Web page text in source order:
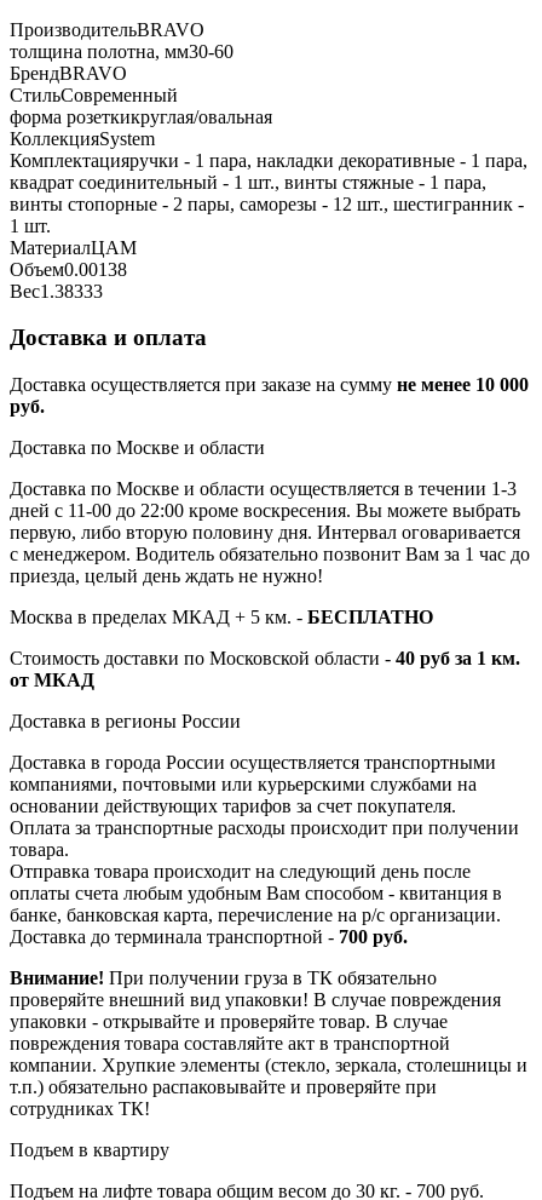
ПроизводительBRAVO
толщина полотна, мм30-60
БрендBRAVO
СтильСовременный
форма розеткикруглая/овальная
КоллекцияSystem
Комплектацияручки - 1 пара, накладки декоративные - 1 пара,
квадрат соединительный - 1 шт., винты стяжные - 1 пара,
винты стопорные - 2 пары, саморезы - 12 шт., шестигранник -
1 шт.
МатериалЦАМ
Объем0.00138
Вес1.38333
Доставка и оплата
Доставка осуществляется при заказе на сумму не менее 10 000
руб.
Доставка по Москве и области
Доставка по Москве и области осуществляется в течении 1-3
дней с 11-00 до 22:00 кроме воскресения. Вы можете выбрать
первую, либо вторую половину дня. Интервал оговаривается
с менеджером. Водитель обязательно позвонит Вам за 1 час до
приезда, целый день ждать не нужно!
Москва в пределах МКАД + 5 км. - БЕСПЛАТНО
Стоимость доставки по Московской области - 40 руб за 1 км.
от МКАД
Доставка в регионы России
Доставка в города России осуществляется транспортными
компаниями, почтовыми или курьерскими службами на
основании действующих тарифов за счет покупателя.
Оплата за транспортные расходы происходит при получении
товара.
Отправка товара происходит на следующий день после
оплаты счета любым удобным Вам способом - квитанция в
банке, банковская карта, перечисление на р/с организации.
Доставка до терминала транспортной - 700 руб.
Внимание! При получении груза в ТК обязательно
проверяйте внешний вид упаковки! В случае повреждения
упаковки - открывайте и проверяйте товар. В случае
повреждения товара составляйте акт в транспортной
компании. Хрупкие элементы (стекло, зеркала, столешницы и
т.п.) обязательно распаковывайте и проверяйте при
сотрудниках ТК!
Подъем в квартиру
Подъем на лифте товара общим весом до 30 кг. - 700 руб.